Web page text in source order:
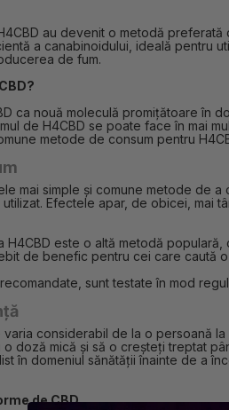
au devenit o metodă
a canabinoidului, ideală pentru
de fum.
ca nouă moleculă promițătoare în
de H4CBD se poate face în mai
metode de consum pentru
mai simple și comune metode de
Efectele apar, de obicei, mai
H4CBD este o altă metodă
de benefic pentru cei care caută o
sunt testate în mod
considerabil de la o persoană
doză mică și să o creșteți treptat
în domeniul sănătății înainte de a
de CBD